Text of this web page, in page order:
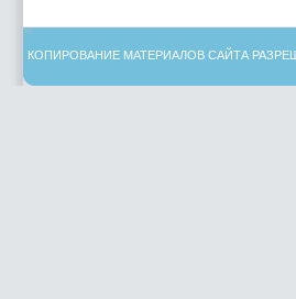
КОПИРОВАНИЕ МАТЕРИАЛОВ САЙТА